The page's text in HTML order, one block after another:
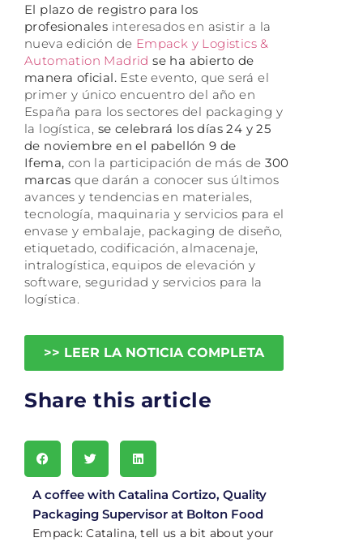
El plazo de registro para los
profesionales interesados en asistir a la
nueva edición de Empack y Logistics &
Automation Madrid se ha abierto de
manera oficial. Este evento, que será el
primer y único encuentro del año en
España para los sectores del packaging y
la logística, se celebrará los días 24 y 25
de noviembre en el pabellón 9 de
Ifema, con la participación de más de300
marcas que darán a conocer sus últimos
avances y tendencias en materiales,
tecnología, maquinaria y servicios para el
envase y embalaje, packaging de diseño,
etiquetado, codificación, almacenaje,
intralogística, equipos de elevación y
software, seguridad y servicios para la
logística.
>> LEER LA NOTICIA COMPLETA
Share this article
A coffee with Catalina Cortizo, Quality
Packaging Supervisor at Bolton Food
Empack: Catalina, tell us a bit about your